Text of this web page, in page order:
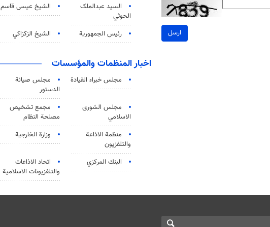
ارسل
السید عبدالملک
الحوثي
الشيخ عيسى قاسم
رئيس الجمهورية الشيخ الزكزاكي
اخبار المنظمات والمؤسسات
مجلس خبراء القيادة
مجلس صيانة
الدستور
مجلس الشورى
الاسلامي
مجمع تشخيص
مصلحة النظام
منظمة الاذاعة
والتلفزیون
وزارة الخارجية
البنك المركزي
اتحاد الاذاعات
والتلفزيونات الاسلامية